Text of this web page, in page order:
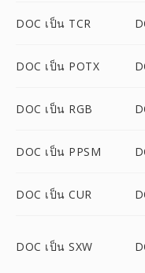
DOC เป็น TCR
DOC เป็น POTX
DOC เป็น RGB
DOC เป็น PPSM
DOC เป็น CUR
DOC เป็น SXW